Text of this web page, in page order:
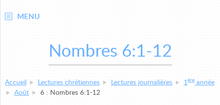
MENU
Nombres 6:1-12
Accueil Lectures chrétiennes Lectures journalières 1 ère année
Août
6 : Nombres 6:1-12